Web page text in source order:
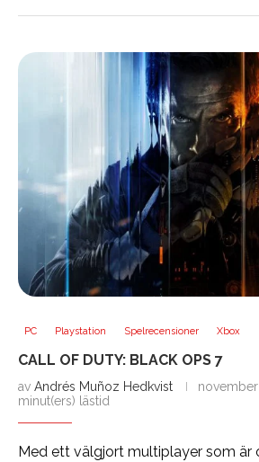
PC Playstation Spelrecensioner Xbox
CALL OF DUTY: BLACK OPS 7
av Andrés Muñoz Hedkvist
minut(ers) lästid
Med ett välgjort multiplayer som är